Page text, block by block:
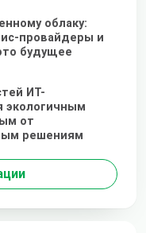
облаку:
провайдеры и
будущее
ИТ-
экологичным
от
решениям